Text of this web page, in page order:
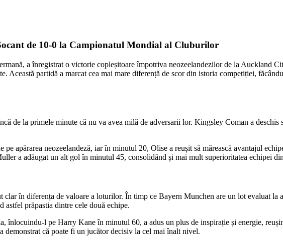
de 10-0 la Campionatul Mondial al Cluburilor
a înregistrat o victorie copleșitoare împotriva neozeelandezilor de la Auckland
partidă a marcat cea mai mare diferență de scor din istoria competiției,
de la primele minute că nu va avea milă de adversarii lor. Kingsley Coman a
apărarea neozeelandeză, iar în minutul 20, Olise a reușit să mărească avantajul
a adăugat un alt gol în minutul 45, consolidând și mai mult superioritatea echipei
clar în diferența de valoare a loturilor. În timp ce Bayern Munchen are un lot evaluat
astfel prăpastia dintre cele două echipe.
înlocuindu-l pe Harry Kane în minutul 60, a adus un plus de inspirație și energie,
demonstrat că poate fi un jucător decisiv la cel mai înalt nivel.